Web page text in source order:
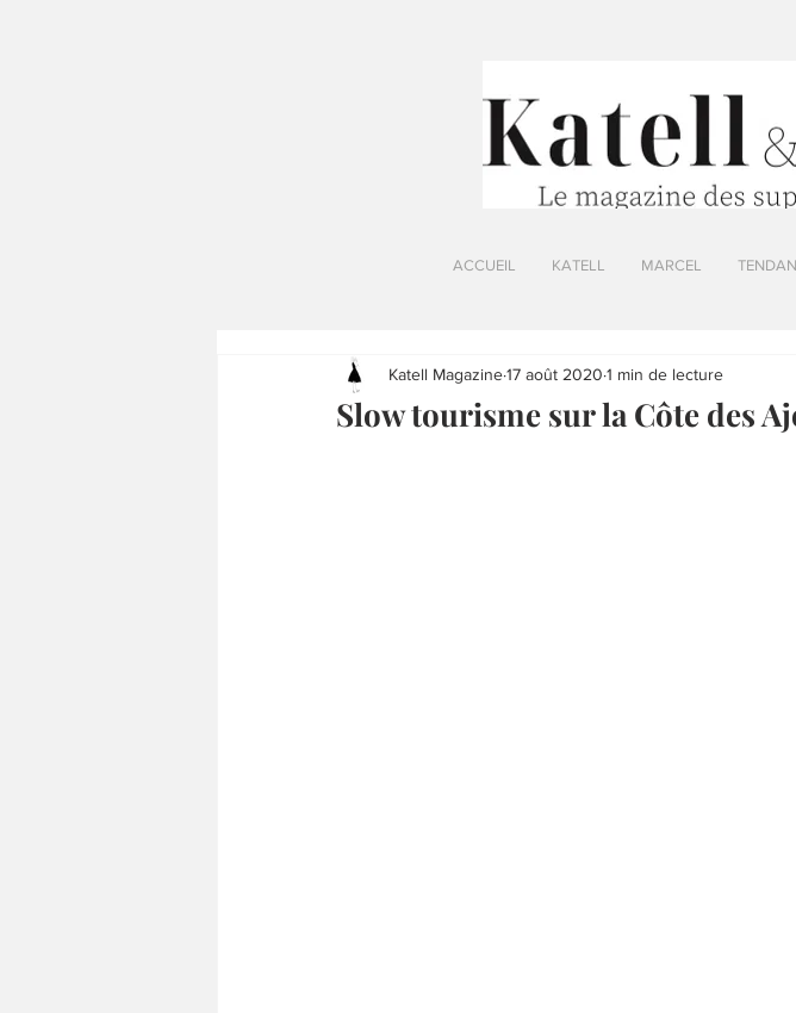
ACCUEIL KATELL MARCEL
Slow tourisme sur la Côte des
Katell Magazine17 août 2020 1 min de lecture